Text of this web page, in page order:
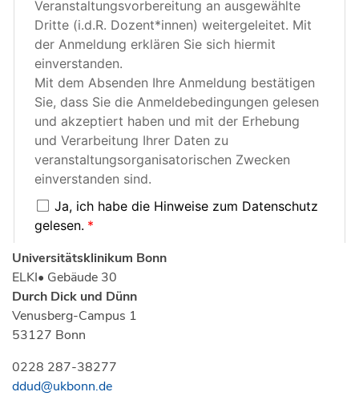
Universitätsklinikum Bonn
ELKI• Gebäude 30
Durch Dick und Dünn
Venusberg-Campus 1
53127 Bonn
0228 287-38277
ddud@ukbonn.de